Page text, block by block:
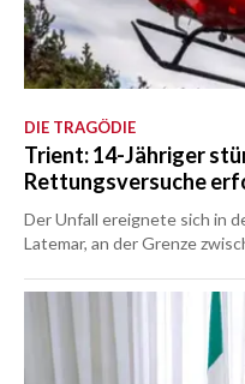
DIE TRAGÖDIE
Trient: 14-Jähriger
Rettungsversuche
Der Unfall ereignete sich in
Latemar, an der Grenze